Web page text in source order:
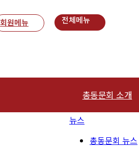
회원메뉴 전체메뉴
총동문회 소개
연혁
뉴스
총동문회 뉴스